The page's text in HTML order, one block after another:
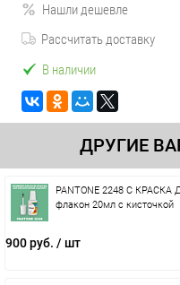
Нашли дешевле
Рассчитать доставку
В наличии
ДРУГИЕ
PANTONE 2248 C
флакон 20мл с кисточкой
900 руб. / шт